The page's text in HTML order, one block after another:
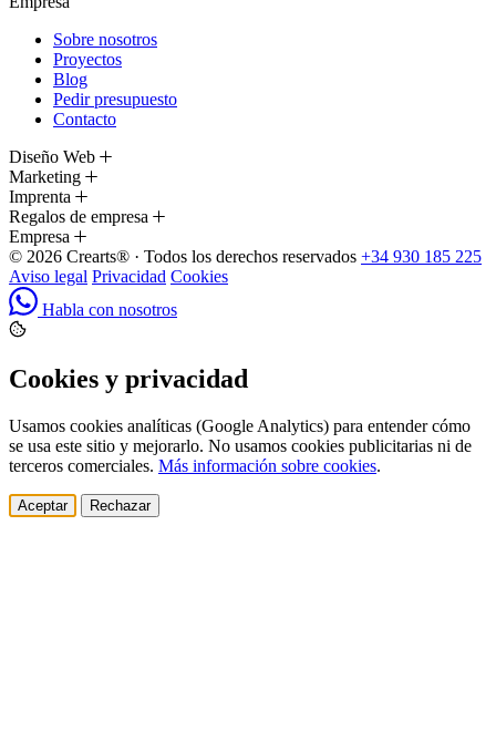
Sobre nosotros
Proyectos
Blog
Pedir presupuesto
Contacto
Diseño Web
Marketing
Imprenta
Regalos de empresa
Empresa
© 2026 Crearts® · Todos los derechos reservados +34 930 185 225
Aviso legal Privacidad Cookies
Habla con nosotros
Cookies y privacidad
Usamos cookies analíticas (Google Analytics) para entender cómo
se usa este sitio y mejorarlo. No usamos cookies publicitarias ni de
terceros comerciales. Más información sobre cookies.
Aceptar Rechazar